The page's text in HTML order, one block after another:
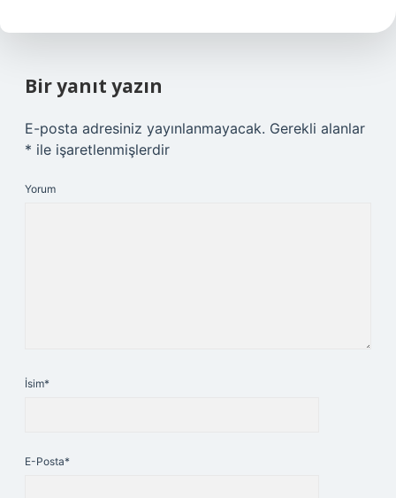
Bir yanıt yazın
E-posta adresiniz yayınlanmayacak. Gerekli alanlar
* ile işaretlenmişlerdir
Yorum
İsim*
E-Posta*